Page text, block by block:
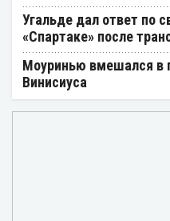
Угальде дал ответ по
«Спартаке» после
Моуринью вмешался в
Винисиуса